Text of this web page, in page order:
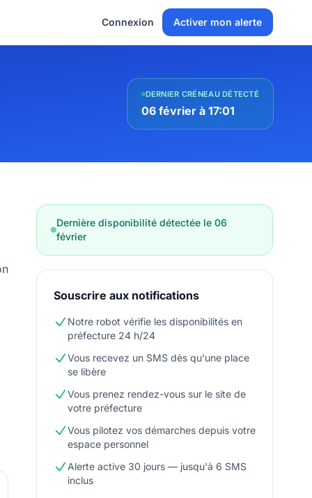
Connexion Activer mon alerte
DERNIER CRÉNEAU DÉTECTÉ
06 février à 17:01
Dernière disponibilité détectée le 06
février
Souscrire aux notifications
Notre robot vérifie les disponibilités en
préfecture 24 h/24
Vous recevez un SMS dès qu'une place
se libère
Vous prenez rendez-vous sur le site de
votre préfecture
Vous pilotez vos démarches depuis votre
espace personnel
Alerte active 30 jours — jusqu'à 6 SMS
inclus